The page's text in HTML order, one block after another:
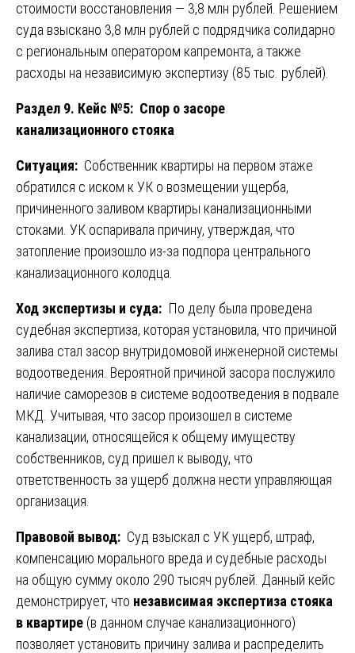
стоимости восстановления — 3,8 млн рублей. Решением
суда взыскано 3,8 млн рублей с подрядчика солидарно
с региональным оператором капремонта, а также
расходы на независимую экспертизу (85 тыс. рублей).
Раздел 9. Кейс №5: Спор о засоре
канализационного стояка
Ситуация: Собственник квартиры на первом этаже
обратился с иском к УК о возмещении ущерба,
причиненного заливом квартиры канализационными
стоками. УК оспаривала причину, утверждая, что
затопление произошло из-за подпора центрального
канализационного колодца.
Ход экспертизы и суда: По делу была проведена
судебная экспертиза, которая установила, что причиной
залива стал засор внутридомовой инженерной системы
водоотведения. Вероятной причиной засора послужило
наличие саморезов в системе водоотведения в подвале
МКД. Учитывая, что засор произошел в системе
канализации, относящейся к общему имуществу
собственников, суд пришел к выводу, что
ответственность за ущерб должна нести управляющая
организация.
Правовой вывод: Суд взыскал с УК ущерб, штраф,
компенсацию морального вреда и судебные расходы
на общую сумму около 290 тысяч рублей. Данный кейс
демонстрирует, что независимая экспертиза стояка
в квартире (в данном случае канализационного)
позволяет установить причину залива и распределить